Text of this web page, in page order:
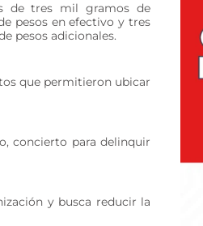
de tres mil gramos de
pesos en efectivo y tres
pesos adicionales.
que permitieron ubicar
concierto para delinquir
y busca reducir la